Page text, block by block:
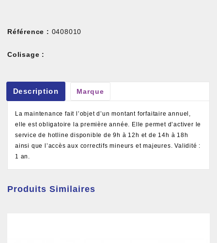
Référence : 0408010
Colisage :
Description Marque
La maintenance fait l’objet d’un montant forfaitaire annuel,
elle est obligatoire la première année. Elle permet d’activer le
service de hotline disponible de 9h à 12h et de 14h à 18h
ainsi que l’accès aux correctifs mineurs et majeures. Validité :
1 an.
Produits Similaires